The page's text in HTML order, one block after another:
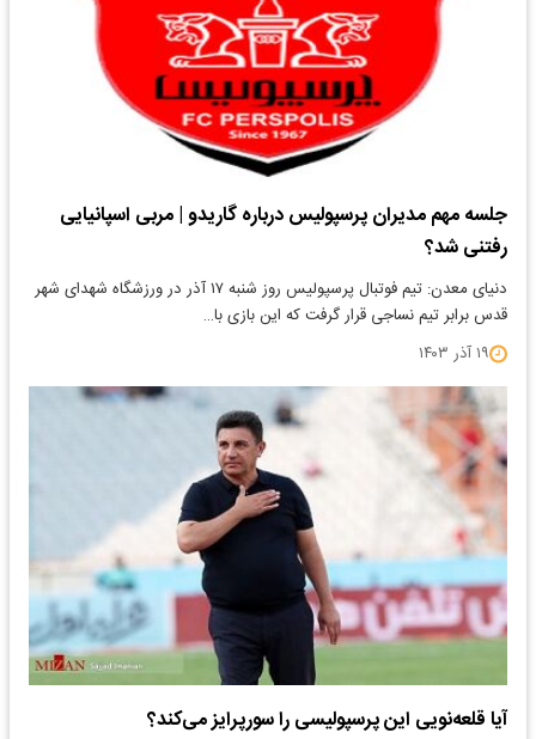
جلسه مهم مدیران پرسپولیس درباره گاریدو | مربی اسپانیایی
رفتنی شد؟
دنیای معدن: تیم فوتبال پرسپولیس روز شنبه ۱۷ آذر در ورزشگاه شهدای شهر
قدس برابر تیم نساجی قرار گرفت که این بازی با…
۱۹ آذر ۱۴۰۳
آیا قلعه‌نویی این پرسپولیسی را سورپرایز می‌کند؟